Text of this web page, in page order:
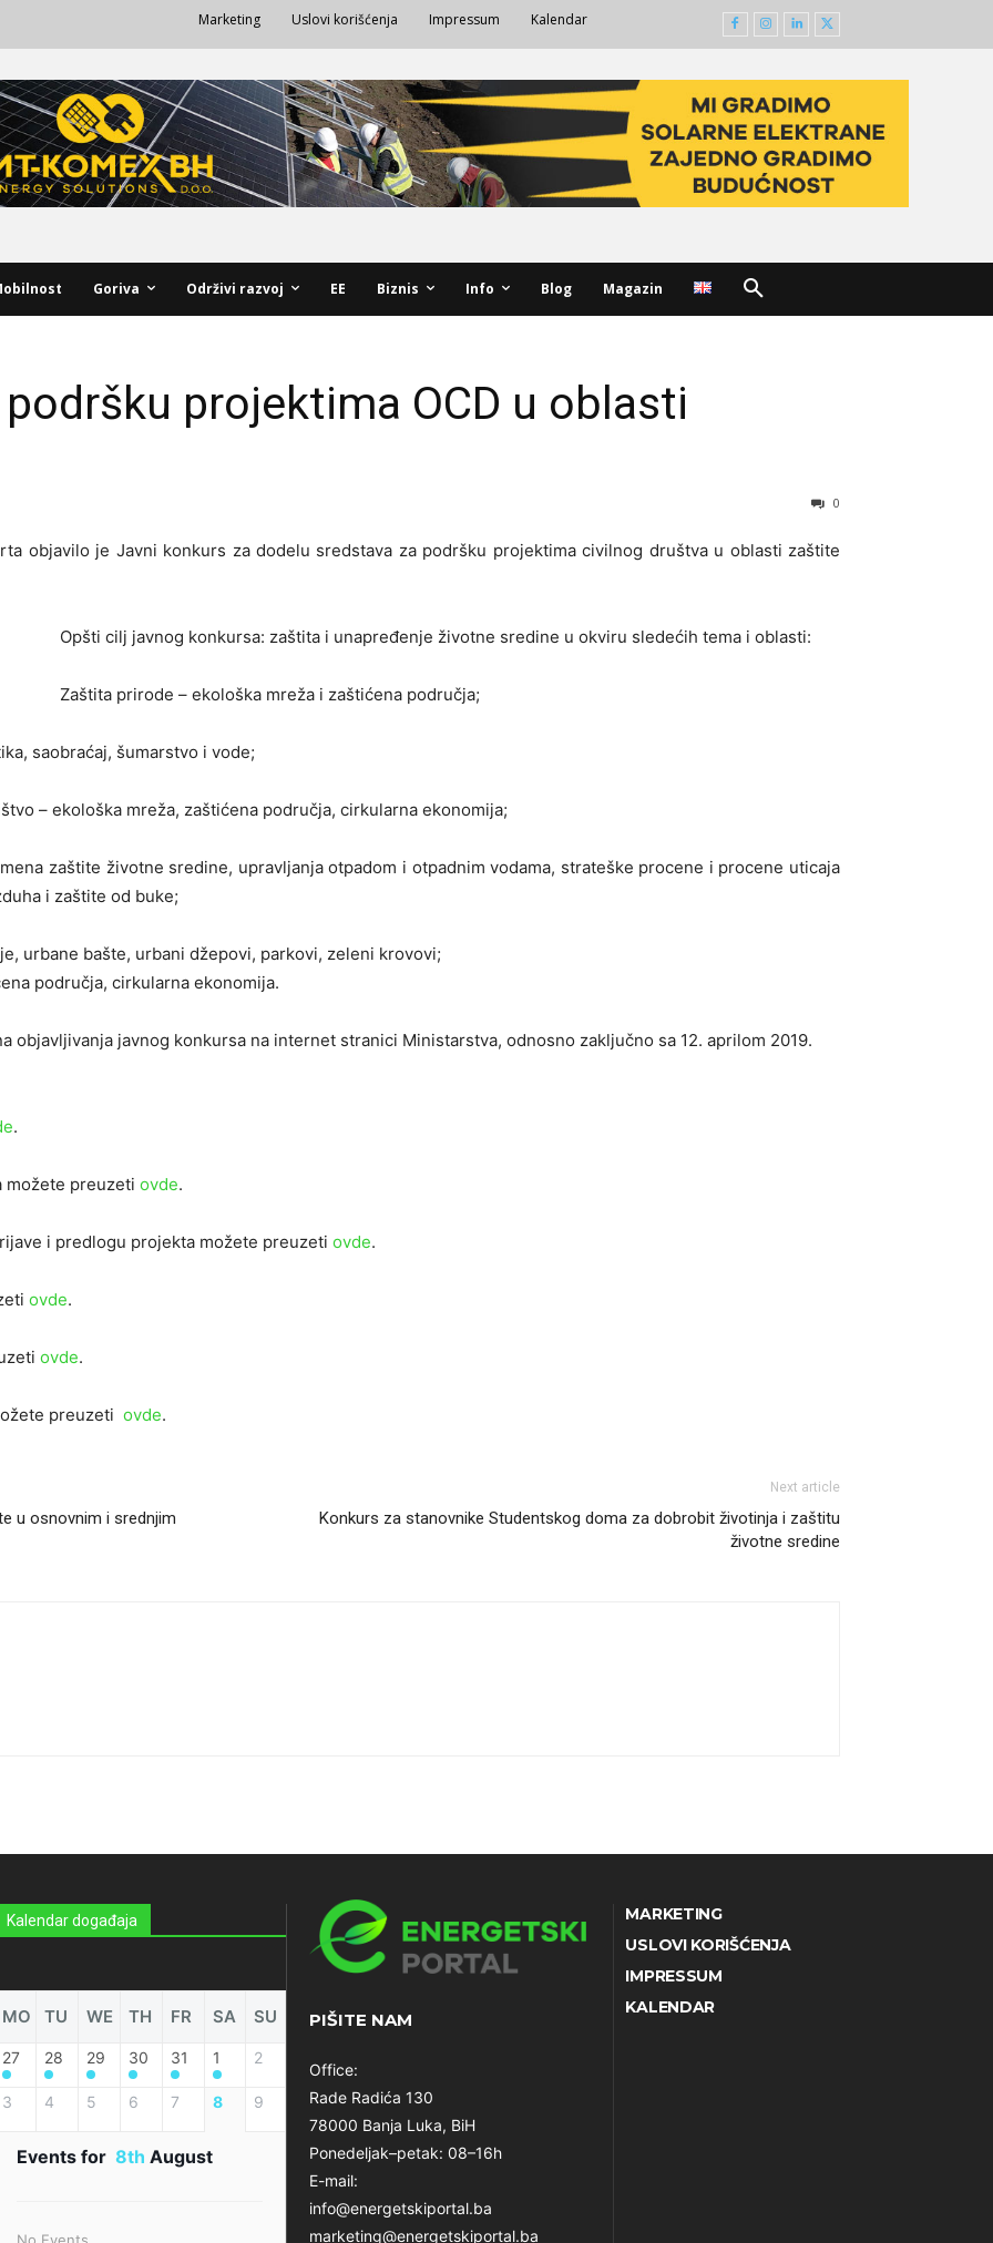
Marketing Uslovi korišćenja Impressum Kalendar
Goriva Održivi razvoj EE Biznis Info Blog Magazin
projektima OCD u oblasti
0
objavilo je Javni konkurs za dodelu sredstava za podršku projektima civilnog društva u oblasti zaštite
Opšti cilj javnog konkursa: zaštita i unapređenje životne sredine u okviru sledećih tema i oblasti:
Zaštita prirode – ekološka mreža i zaštićena područja;
saobraćaj, šumarstvo i vode;
– ekološka mreža, zaštićena područja, cirkularna ekonomija;
zaštite životne sredine, upravljanja otpadom i otpadnim vodama, strateške procene i procene uticaja
i zaštite od buke;
urbane bašte, urbani džepovi, parkovi, zeleni krovovi;
područja, cirkularna ekonomija.
objavljivanja javnog konkursa na internet stranici Ministarstva, odnosno zaključno sa 12. aprilom 2019.
.
možete preuzeti ovde.
i predlogu projekta možete preuzeti ovde.
ovde.
ovde.
preuzeti ovde.
u osnovnim i srednjim
Next article
Konkurs za stanovnike Studentskog doma za dobrobit životinja i zaštitu
životne sredine
Kalendar događaja
MO TU WE TH FR SA SU
27 28 29 30 31 1 2
3 4 5 6 7 8 9
Events for 8th August
PIŠITE NAM
Office:
Rade Radića 130
78000 Banja Luka, BiH
Ponedeljak–petak: 08–16h
E-mail:
info@energetskiportal.ba
marketing@energetskiportal.ba
MARKETING
USLOVI KORIŠĆENJA
IMPRESSUM
KALENDAR